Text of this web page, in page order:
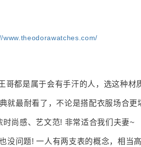
www.theodorawatches.com/
哥都是属于会有手汗的人，选这种材
就最耐看了，不论是搭配衣服场合更
尚感、艺文范! 非常适合我们夫妻~
没问题! 一人有两支表的概念，相当